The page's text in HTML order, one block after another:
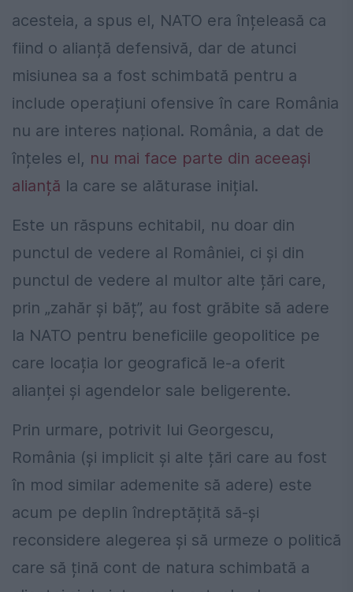
acesteia, a spus el, NATO era înțeleasă ca
fiind o alianță defensivă, dar de atunci
misiunea sa a fost schimbată pentru a
include operațiuni ofensive în care România
nu are interes național. România, a dat de
înțeles el, nu mai face parte din aceeași
alianță la care se alăturase inițial.
Este un răspuns echitabil, nu doar din
punctul de vedere al României, ci și din
punctul de vedere al multor alte țări care,
prin „zahăr și băț”, au fost grăbite să adere
la NATO pentru beneficiile geopolitice pe
care locația lor geografică le-a oferit
alianței și agendelor sale beligerente.
Prin urmare, potrivit lui Georgescu,
România (și implicit și alte țări care au fost
în mod similar ademenite să adere) este
acum pe deplin îndreptățită să-și
reconsidere alegerea și să urmeze o politică
care să țină cont de natura schimbată a